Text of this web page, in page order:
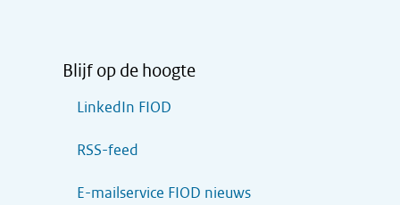
Blijf op de hoogte
LinkedIn FIOD
RSS-feed
E-mailservice FIOD nieuws